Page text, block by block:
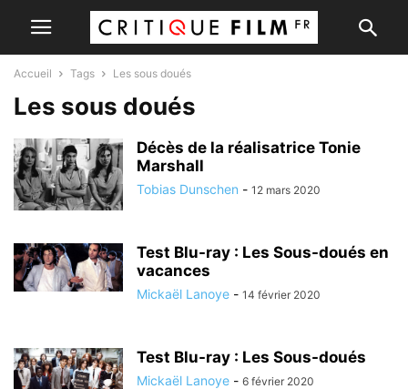
Accueil Tags Les sous doués
Les sous doués
Décès de la réalisatrice Tonie
Marshall
Tobias Dunschen - 12 mars 2020
Test Blu-ray : Les Sous-doués en
vacances
Mickaël Lanoye - 14 février 2020
Test Blu-ray : Les Sous-doués
Mickaël Lanoye - 6 février 2020